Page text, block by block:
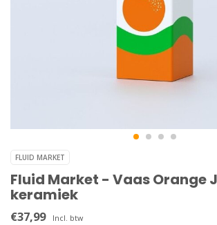
FLUID MARKET
Fluid Market - Vaas Orange
keramiek
€37,99 Incl. btw